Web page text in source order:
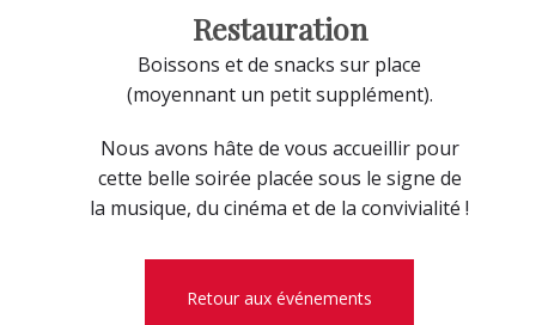
Restauration
Boissons et de snacks sur place
(moyennant un petit supplément).
Nous avons hâte de vous accueillir pour
cette belle soirée placée sous le signe de
la musique, du cinéma et de la convivialité !
Retour aux événements